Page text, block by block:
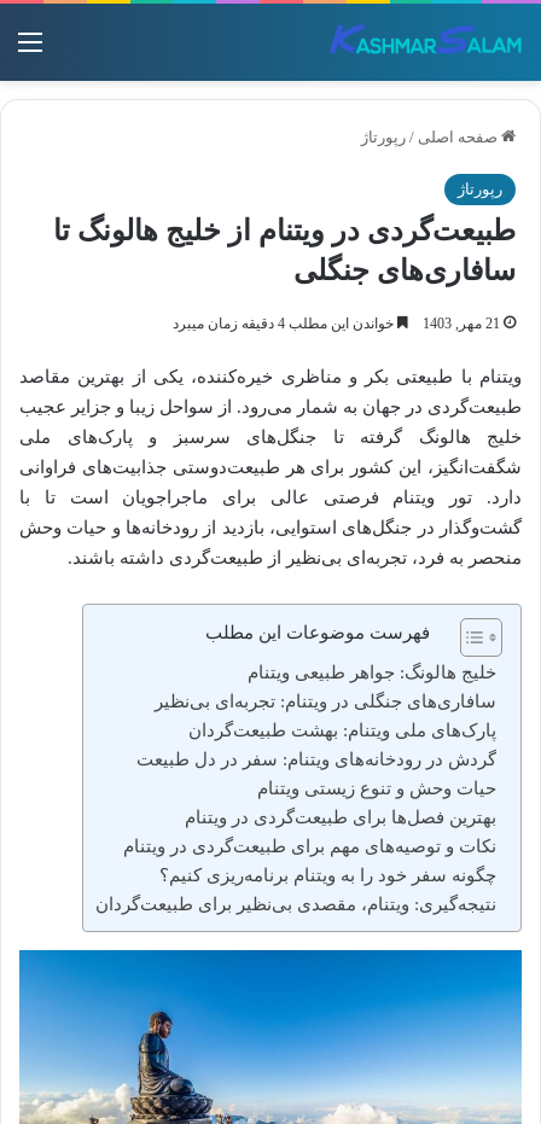
صفحه اصلی / رپورتاژ
رپورتاژ
طبیعت‌گردی در ویتنام از خلیج هالونگ تا
سافاری‌های جنگلی
21 مهر, 1403 خواندن این مطلب 4 دقیقه زمان میبرد
ویتنام با طبیعتی بکر و مناظری خیره‌کننده، یکی از بهترین مقاصد
طبیعت‌گردی در جهان به شمار می‌رود. از سواحل زیبا و جزایر عجیب
خلیج هالونگ گرفته تا جنگل‌های سرسبز و پارک‌های ملی
شگفت‌انگیز، این کشور برای هر طبیعت‌دوستی جذابیت‌های فراوانی
دارد. تور ویتنام فرصتی عالی برای ماجراجویان است تا با
گشت‌و‌گذار در جنگل‌های استوایی، بازدید از رودخانه‌ها و حیات وحش
منحصر به فرد، تجربه‌ای بی‌نظیر از طبیعت‌گردی داشته باشند.
فهرست موضوعات این مطلب
خلیج هالونگ: جواهر طبیعی ویتنام
سافاری‌های جنگلی در ویتنام: تجربه‌ای بی‌نظیر
پارک‌های ملی ویتنام: بهشت طبیعت‌گردان
گردش در رودخانه‌های ویتنام: سفر در دل طبیعت
حیات وحش و تنوع زیستی ویتنام
بهترین فصل‌ها برای طبیعت‌گردی در ویتنام
نکات و توصیه‌های مهم برای طبیعت‌گردی در ویتنام
چگونه سفر خود را به ویتنام برنامه‌ریزی کنیم؟
نتیجه‌گیری: ویتنام، مقصدی بی‌نظیر برای طبیعت‌گردان